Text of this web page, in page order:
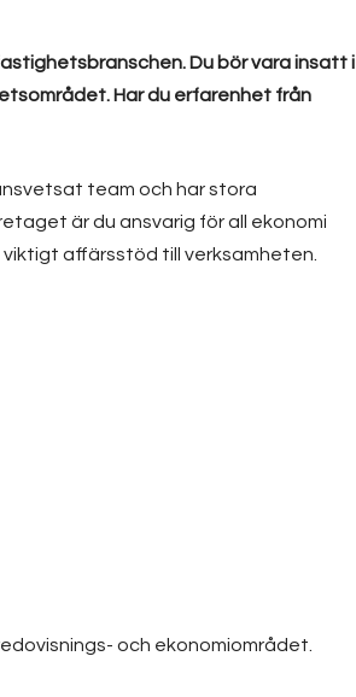
Du bör vara insatt i
Har du erfarenhet från
team och har stora
är du ansvarig för all ekonomi
affärsstöd till verksamheten.
och ekonomiområdet.